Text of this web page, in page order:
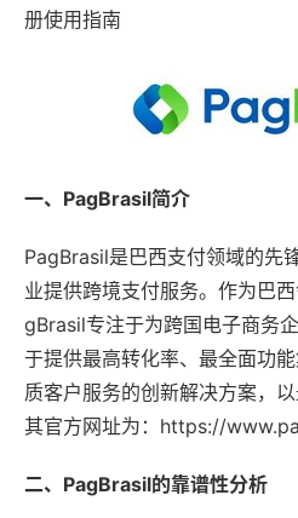
册使用指南
一、PagBrasil简介
PagBrasil是巴西支付领域的先
业提供跨境支付服务。作为巴
gBrasil专注于为跨国电子商务
于提供最高转化率、最全面功
质客户服务的创新解决方案，
其官方网址为：https://
二、PagBrasil的靠谱性分析